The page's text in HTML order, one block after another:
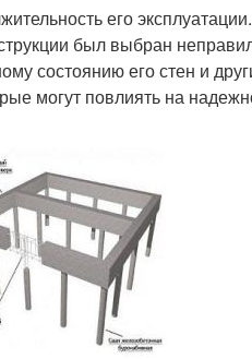
его
был выбран
состоянию его стен и
могут повлиять на